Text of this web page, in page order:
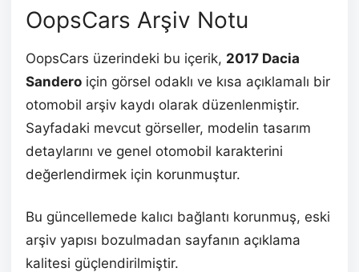
OopsCars Arşiv Notu
OopsCars üzerindeki bu içerik, 2017 Dacia
Sandero için görsel odaklı ve kısa açıklamalı bir
otomobil arşiv kaydı olarak düzenlenmiştir.
Sayfadaki mevcut görseller, modelin tasarım
detaylarını ve genel otomobil karakterini
değerlendirmek için korunmuştur.
Bu güncellemede kalıcı bağlantı korunmuş, eski
arşiv yapısı bozulmadan sayfanın açıklama
kalitesi güçlendirilmiştir.